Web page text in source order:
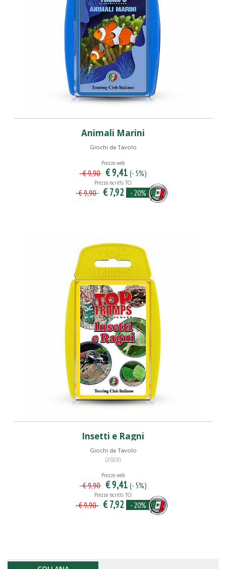
Animali Marini
Giochi da Tavolo
Prezzo web
€ 9,90 € 9,41 (- 5%)
Prezzo iscritti TCI
€ 9,90 € 7,92 - 20%
Insetti e Ragni
Giochi da Tavolo
(2023)
Prezzo web
€ 9,90 € 9,41 (- 5%)
Prezzo iscritti TCI
€ 9,90 € 7,92 - 20%